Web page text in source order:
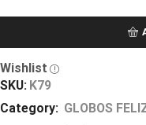
Wishlist
SKU: K79
Category: GLOBOS